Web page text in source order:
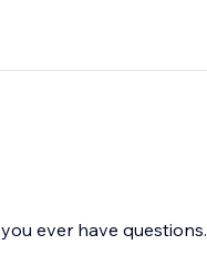
ever have questions.